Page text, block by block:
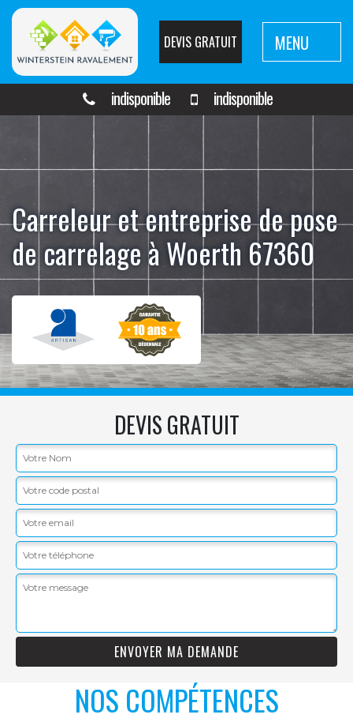
DEVIS GRATUIT MENU
indisponible indisponible
Carreleur et entreprise de pose
de carrelage à Woerth 67360
DEVIS GRATUIT
NOS COMPÉTENCES